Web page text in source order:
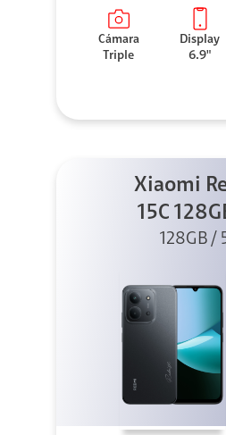
Cámara
Triple
Display
6.9"
Xiaomi
15C
128GB /